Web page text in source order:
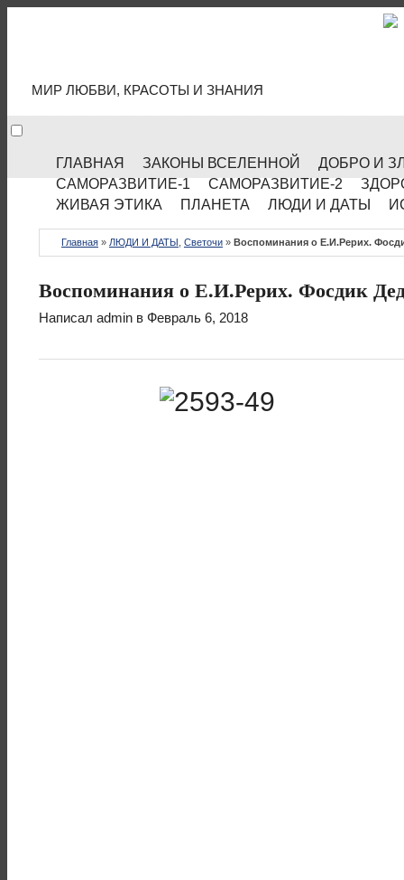
МИР ЛЮБВИ, КРАСОТЫ И ЗНАНИЯ
ГЛАВНАЯ ЗАКОНЫ ВСЕЛЕННОЙ
ДОБРО И
САМОРАЗВИТИЕ-1
САМОРАЗВИТИЕ-2
ЖИВАЯ ЭТИКА
ПЛАНЕТА ЛЮДИ И ДАТЫ
Главная » ЛЮДИ И ДАТЫ Светочи » Воспоминания о Е.И.Рерих.
Воспоминания о Е.И.Рерих. Фосдик
Написал admin в Февраль 6, 2018